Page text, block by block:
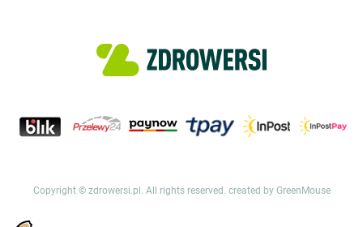
Copyright © zdrowersi.pl. All rights reserved. created by GreenMouse